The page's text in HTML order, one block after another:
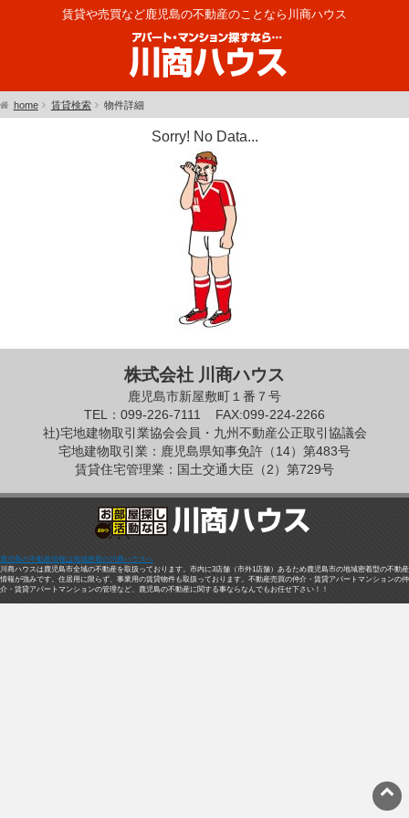
賃貸や売買など鹿児島の不動産のことなら川商ハウス
home 賃貸検索 物件詳細
Sorry! No Data...
株式会社 川商ハウス
鹿児島市新屋敷町１番７号
TEL：099-226-7111
FAX:099-224-2266
社)宅地建物取引業協会会員・九州不動産公正取引協議会
宅地建物取引業：鹿児島県知事免許（14）第483号
賃貸住宅管理業：国土交通大臣（2）第729号
鹿児島の不動産情報は地域密着の川商ハウスへ
川商ハウスは鹿児島市全域の不動産を取扱っております。市内に3店舗（市外1店舗）あるため鹿児島市の地域密着型の不動産
情報が強みです。住居用に限らず、事業用の賃貸物件も取扱っております。不動産売買の仲介・賃貸アパートマンションの仲
介・賃貸アパートマンションの管理など、鹿児島の不動産に関する事ならなんでもお任せ下さい！！